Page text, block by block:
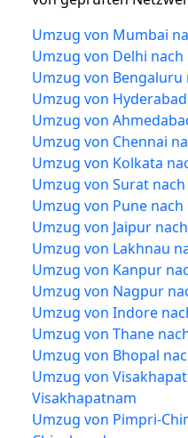
Umzug von Mumbai
Umzug von Delhi nach
Umzug von Bengaluru
Umzug von
Umzug von
Umzug von Chennai
Umzug von Kolkata
Umzug von Surat
Umzug von Pune nach
Umzug von Jaipur
Umzug von Lakhnau
Umzug von Kanpur
Umzug von Nagpur
Umzug von Indore
Umzug von Thane
Umzug von Bhopal
Umzug von
Visakhapatnam
Umzug von Pimpri-